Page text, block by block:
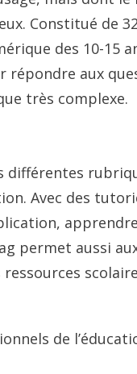
Constitué de
des 10-15
aux
très complexe.
différentes
Avec des
permet aussi
de